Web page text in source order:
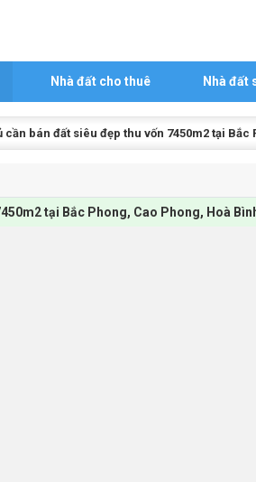
Nhà đất cho thuê Nhà đất
cần bán đất siêu đẹp thu vốn 7450m2 tại
tại Bắc Phong, Cao Phong, Hoà